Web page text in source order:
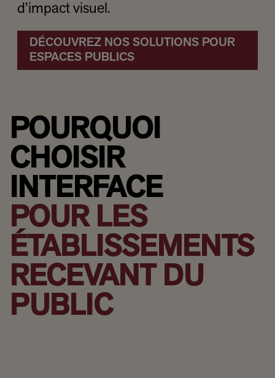
d’impact visuel.
DÉCOUVREZ NOS SOLUTIONS POUR
ESPACES PUBLICS
POURQUOI
CHOISIR
INTERFACE
POUR LES
ÉTABLISSEMENTS
RECEVANT DU
PUBLIC